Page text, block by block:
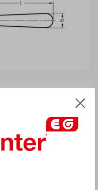
поставки
нет на складе,
у Продавца.
за собой право
оговорено